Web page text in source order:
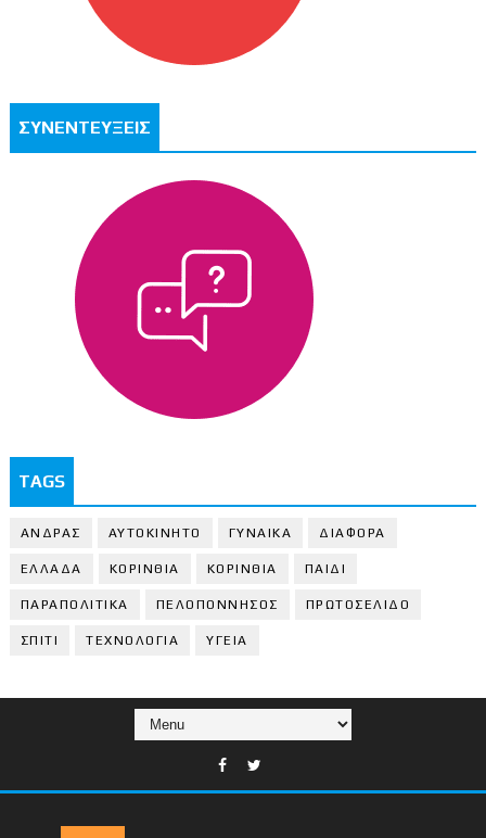
ΣΥΝΕΝΤΕΥΞΕΙΣ
TAGS
ΑΝΔΡΑΣ ΑΥΤΟΚΙΝΗΤΟ ΓΥΝΑΙΚΑ ΔΙΑΦΟΡΑ
ΕΛΛΑΔΑ ΚΟΡΙΝΘΙΑ ΚΟΡΙΝΘΙA ΠΑΙΔΙ
ΠΑΡΑΠΟΛΙΤΙΚΑ ΠΕΛΟΠΟΝΝΗΣΟΣ ΠΡΩΤΟΣΕΛΙΔΟ
ΣΠΙΤΙ ΤΕΧΝΟΛΟΓΙΑ ΥΓΕΙΑ